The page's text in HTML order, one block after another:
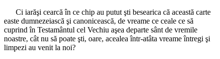
Ci iarăşi cearcă în ce chip au putut şti besearica că această carte
easte dumnezeiască şi canonicească, de vreame ce ceale ce să
cuprind în Testamântul cel Vechiu aşea departe sânt de vremile
noastre, cât nu să poate şti, oare, acealea într-atâta vreame întregi şi
limpezi au venit la noi?